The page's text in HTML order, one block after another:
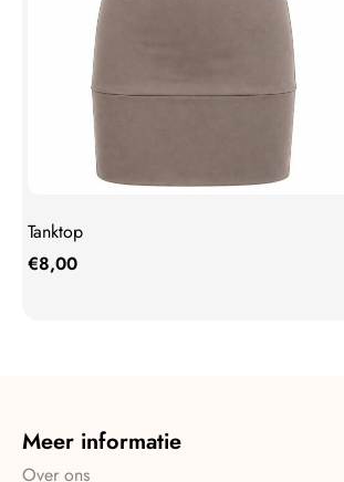
Tanktop
€8,00
Meer informatie
Over ons